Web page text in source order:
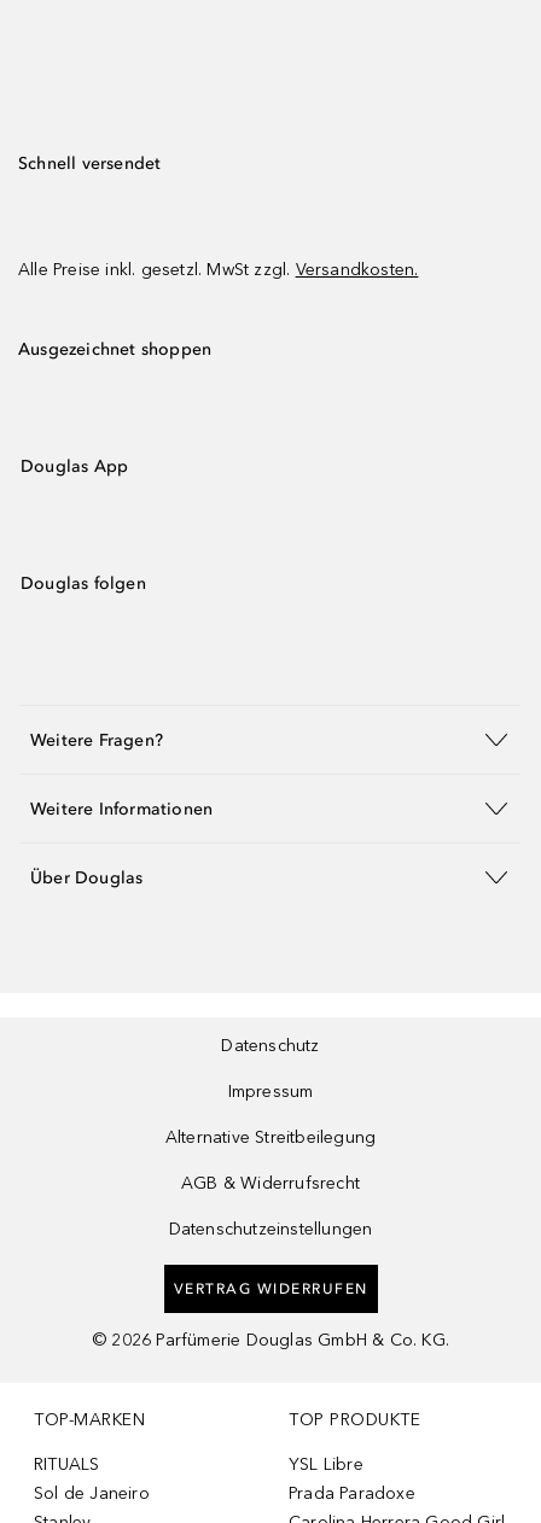
Schnell versendet
Alle Preise inkl. gesetzl. MwSt zzgl. Versandkosten.
Ausgezeichnet shoppen
Douglas App
Douglas folgen
Weitere Fragen?
Weitere Informationen
Über Douglas
Datenschutz
Impressum
Alternative Streitbeilegung
AGB & Widerrufsrecht
Datenschutzeinstellungen
VERTRAG WIDERRUFEN
© 2026 Parfümerie Douglas GmbH & Co. KG.
TOP-MARKEN
RITUALS
Sol de Janeiro
TOP PRODUKTE
YSL Libre
Prada Paradoxe